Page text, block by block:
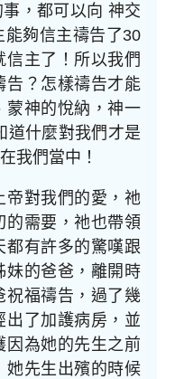
，都可以向 神交
夠信主禱告了30
主了！所以我們
告？怎樣禱告才能
蒙神的悅納，神一
道什麼對我們才是
我們當中！
帝對我們的愛，祂
的需要，祂也帶領
都有許多的驚嘆跟
妹的爸爸，離開時
祝福禱告，過了幾
出了加護病房，並
因為她的先生之前
她先生出殯的時候